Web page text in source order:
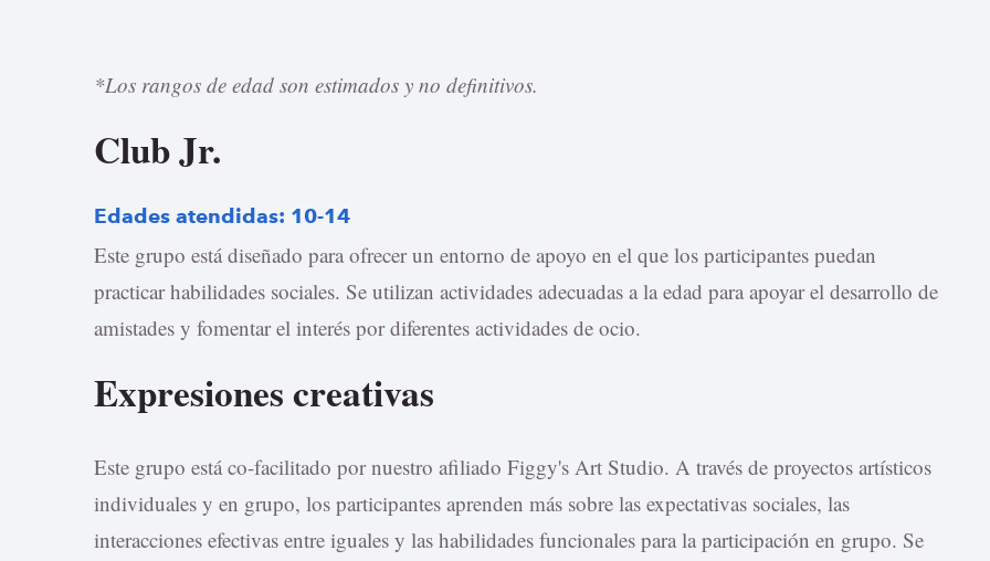
*Los rangos de edad son estimados y no definitivos.
Club Jr.
Edades atendidas: 10-14
Este grupo está diseñado para ofrecer un entorno de apoyo en el que los participantes puedan
practicar habilidades sociales. Se utilizan actividades adecuadas a la edad para apoyar el desarrollo de
amistades y fomentar el interés por diferentes actividades de ocio.
Expresiones creativas
Este grupo está co-facilitado por nuestro afiliado Figgy's Art Studio. A través de proyectos artísticos
individuales y en grupo, los participantes aprenden más sobre las expectativas sociales, las
interacciones efectivas entre iguales y las habilidades funcionales para la participación en grupo. Se